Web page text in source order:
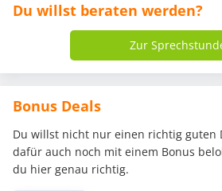
Du willst beraten werden?
Zur
Bonus Deals
Du willst nicht nur einen richtig guten
dafür auch noch mit einem Bonus
du hier genau richtig.